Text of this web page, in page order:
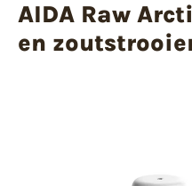
AIDA Raw
en